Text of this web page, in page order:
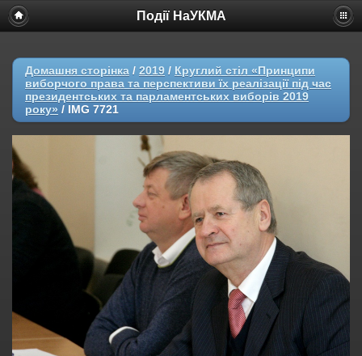
Події НаУКМА
Домашня сторінка / 2019 / Круглий стіл «Принципи
виборчого права та перспективи їх реалізації під час
президентських та парламентських виборів 2019
року» / IMG 7721